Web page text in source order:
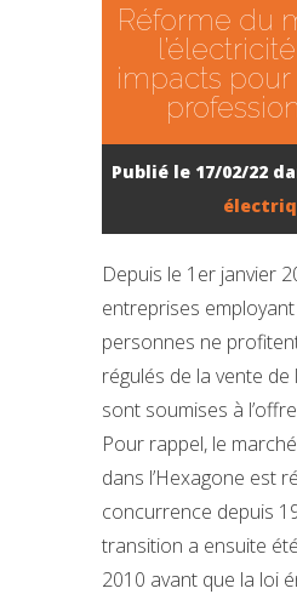
Réforme du
impacts pour
Publié le 17/02/22
Depuis le 1er janvier
entreprises
personnes ne
régulés de la vente de
sont soumises à
Pour rappel, le
dans l’Hexagone est
concurrence depuis
transition a ensuite
2010 avant que la loi